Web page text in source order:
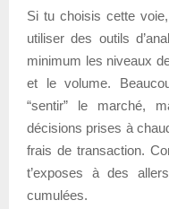
Si tu choisis cette
utiliser des outils
minimum les niveaux
et le volume.
“sentir” le marché,
décisions prises à
frais de transaction.
t’exposes à des
cumulées.